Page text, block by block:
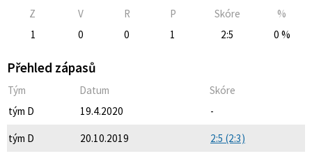
Z V R P Skóre
%
1
0 0 1 2:5 0 %
Přehled zápasů
Tým Datum
Skóre
tým D
19.4.2020 -
tým D 20.10.2019 2:5 (2:3)